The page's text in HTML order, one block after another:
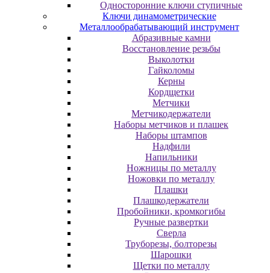
Односторонние ключи ступичные
Ключи динамометрические
Металлообрабатывающий инструмент
Абразивные камни
Восстановление резьбы
Выколотки
Гайколомы
Керны
Кордщетки
Метчики
Метчикодержатели
Наборы метчиков и плашек
Наборы штампов
Надфили
Напильники
Ножницы по металлу
Ножовки по металлу
Плашки
Плашкодержатели
Пробойники, кромкогибы
Ручные развертки
Сверла
Труборезы, болторезы
Шарошки
Щетки по металлу